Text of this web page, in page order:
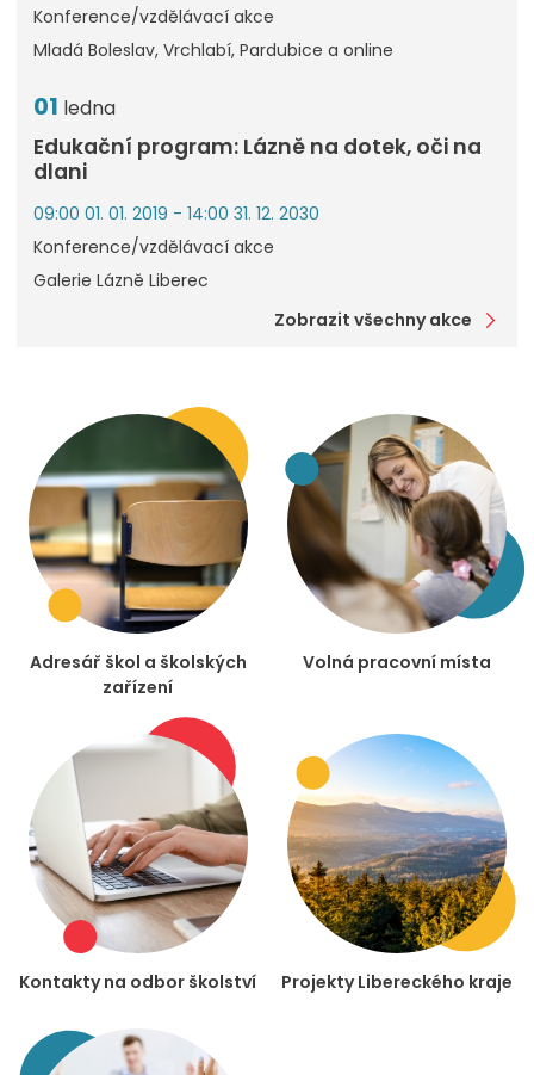
Konference/vzdělávací akce
Mladá Boleslav, Vrchlabí, Pardubice a online
01 ledna
Edukační program: Lázně na dotek, oči na
dlani
09:00 01. 01. 2019 - 14:00 31. 12. 2030
Konference/vzdělávací akce
Galerie Lázně Liberec
Zobrazit všechny akce
Adresář škol a školských
zařízení
Volná pracovní místa
Kontakty na odbor školství Projekty Libereckého kraje